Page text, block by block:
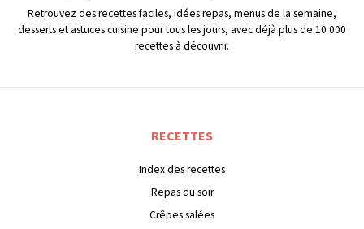
Retrouvez des recettes faciles, idées repas, menus de la semaine,
desserts et astuces cuisine pour tous les jours, avec déjà plus de 10 000
recettes à découvrir.
RECETTES
Index des recettes
Repas du soir
Crêpes salées